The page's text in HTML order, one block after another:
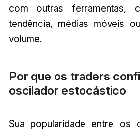
com outras ferramentas,
tendência, médias móveis
volume.
Por que os traders
oscilador estocástico
Sua popularidade entre os